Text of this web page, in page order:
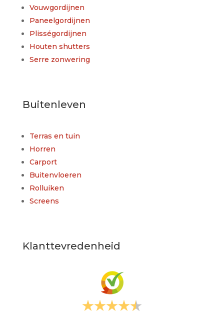
Vouwgordijnen
Paneelgordijnen
Plisségordijnen
Houten shutters
Serre zonwering
Buitenleven
Terras en tuin
Horren
Carport
Buitenvloeren
Rolluiken
Screens
Klanttevredenheid